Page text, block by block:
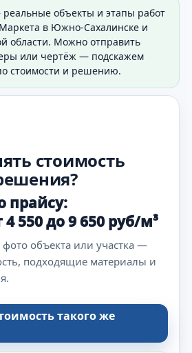
объекты и этапы работ
в Южно-Сахалинске и
области. Можно отправить
или чертёж — подскажем
стоимости и решению.
стоимость
прайсу:
550 до 9 650 руб/м³
объекта или участка —
подходящие материалы и
такого же